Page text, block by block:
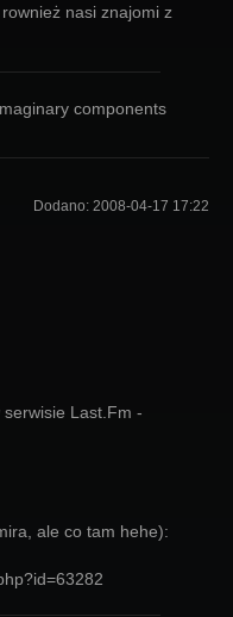
nasi znajomi z
components
Dodano: 2008-04-17 17:22
Last.Fm -
ale co tam hehe):